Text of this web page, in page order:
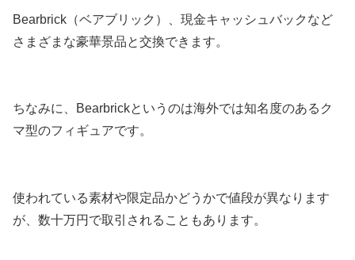
Bearbrick（ベアブリック）、現金キャッシュバックなど
さまざまな豪華景品と交換できます。
ちなみに、Bearbrickというのは海外では知名度のあるク
マ型のフィギュアです。
使われている素材や限定品かどうかで値段が異なります
が、数十万円で取引されることもあります。